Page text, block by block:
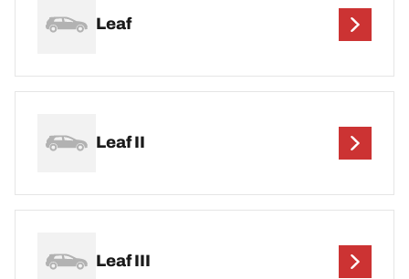
Leaf
Leaf II
Leaf III